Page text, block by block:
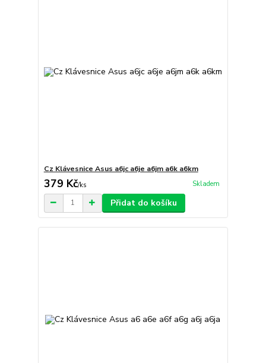
Cz Klávesnice Asus a6jc a6je a6jm a6k a6km
379 Kč/ks Skladem
Přidat do košíku